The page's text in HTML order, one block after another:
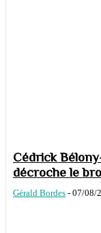
Cédrick
décroche le
Gérald Bordes - 07/08/